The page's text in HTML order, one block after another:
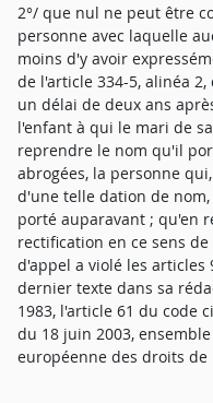
2°/ que nul ne peut être
personne avec laquelle
moins d'y avoir
de l'article 334-5, alinéa
un délai de deux ans
l'enfant à qui le mari de
reprendre le nom qu'il
abrogées, la personne
d'une telle dation de
porté auparavant ; qu'en
rectification en ce sens
d'appel a violé les articles
dernier texte dans sa
1983, l'article 61 du code
du 18 juin 2003,
européenne des droits de